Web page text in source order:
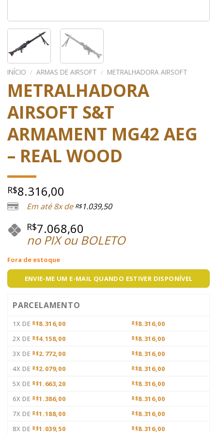
INÍCIO / ARMAS DE AIRSOFT / METRALHADORA AIRSOFT
METRALHADORA
AIRSOFT S&T
ARMAMENT MG42 AEG
– REAL WOOD
R$8.316,00
Em até 8x de R$1.039,50
R$7.068,60
no PIX ou BOLETO
Fora de estoque
ENVIE-ME UM E-MAIL QUANDO ESTIVER DISPONÍVEL
PARCELAMENTO
1X DE R$8.316,00 R$8.316,00
2X DE R$4.158,00 R$8.316,00
3X DE R$2.772,00 R$8.316,00
4X DE R$2.079,00 R$8.316,00
5X DE R$1.663,20 R$8.316,00
6X DE R$1.386,00 R$8.316,00
7X DE R$1.188,00 R$8.316,00
8X DE R$1.039,50 R$8.316,00